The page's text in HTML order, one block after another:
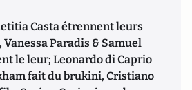
Casta étrennent leurs
Paradis & Samuel
le leur; Leonardo di Caprio
fait du brukini, Cristiano